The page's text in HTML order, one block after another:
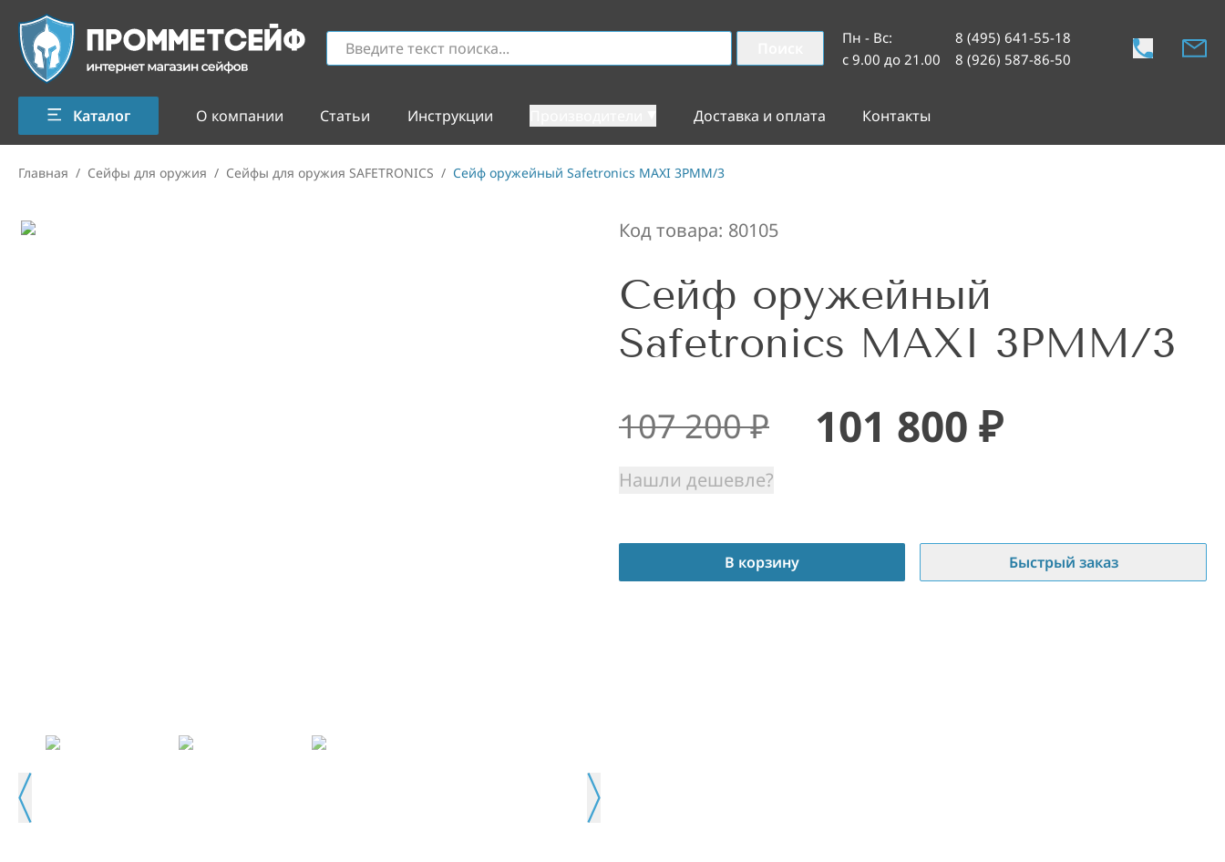
Пн - Вс:
с 9.00 до 21.00
8 (495) 641-55-18
8 (926) 587-86-50
Каталог О компании Статьи Инструкции Доставка и оплата Контакты
Главная / Сейфы для оружия / Сейфы для оружия SAFETRONICS / Сейф оружейный Safetronics MAXI 3PMM/3
Код товара: 80105
Сейф оружейный
Safetronics MAXI 3PMM/3
107 200₽ 101 800 ₽
Нашли дешевле?
В корзину Быстрый заказ